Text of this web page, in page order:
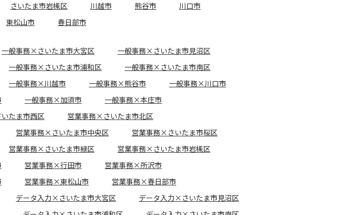
さいたま市岩槻区 川越市 熊谷市
川口市
東松山市
春日部市
一般事務×さいたま市大宮区
一般事務×さいたま市見沼区
一般事務×さいたま市浦和区
一般事務×さいたま市南区
一般事務×川越市 一般事務×熊谷市
一般事務×川口市
一般事務×加須市
一般事務×本庄市
たま市西区
営業事務×さいたま市北区
営業事務×さいたま市中央区
営業事務×さいたま市桜区
営業事務×さいたま市緑区
営業事務×さいたま市岩槻区
営業事務×行田市
営業事務×所沢市
営業事務×東松山市
営業事務×春日部市
データ入力×さいたま市大宮区
データ入力×さいたま市見沼区